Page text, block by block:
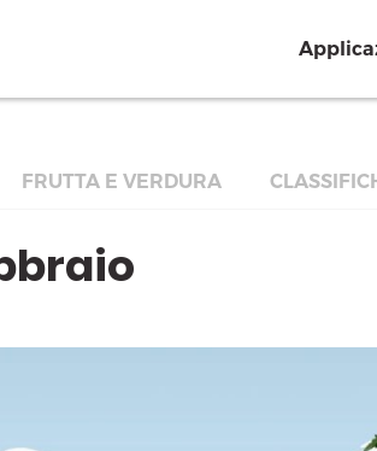
FRUTTA E VERDURA